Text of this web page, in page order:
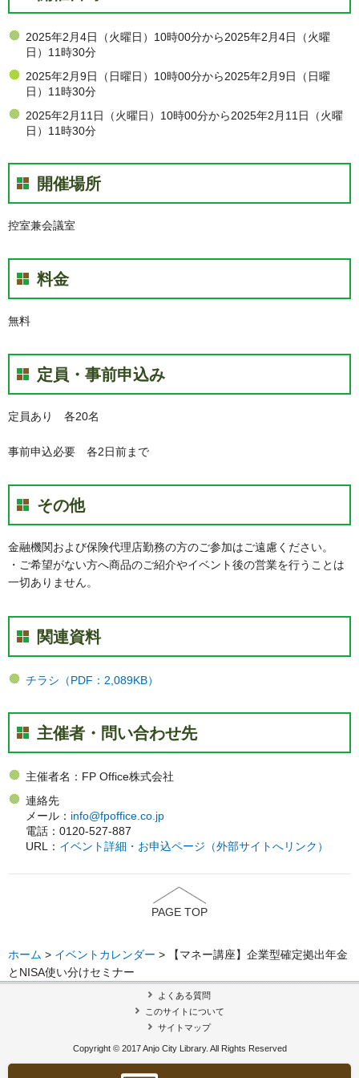
2025年2月4日（火曜日）10時00分から2025年2月4日（火曜
日）11時30分
2025年2月9日（日曜日）10時00分から2025年2月9日（日曜
日）11時30分
2025年2月11日（火曜日）10時00分から2025年2月11日（火曜
日）11時30分
開催場所
控室兼会議室
料金
無料
定員・事前申込み
定員あり 各20名
事前申込必要 各2日前まで
その他
金融機関および保険代理店勤務の方のご参加はご遠慮ください。
・ご希望がない方へ商品のご紹介やイベント後の営業を行うことは
一切ありません。
関連資料
チラシ（PDF：2,089KB）
主催者・問い合わせ先
主催者名：FP Office株式会社
連絡先
メール： info@fpoffice.co.jp
電話：0120-527-887
URL： イベント詳細・お申込ページ（外部サイトへリンク）
PAGE TOP
ホーム > イベントカレンダー > 【マネー講座】企業型確定拠出年金
とNISA使い分けセミナー
よくある質問
このサイトについて
サイトマップ
Copyright © 2017 Anjo City Library. All Rights Reserved